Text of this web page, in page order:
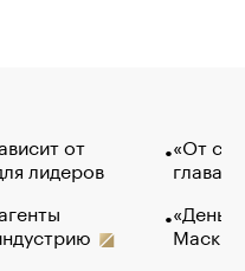
от
лидеров
«От
глава
Маск в